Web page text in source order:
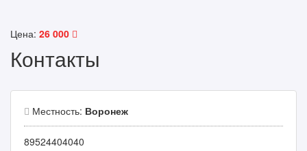
Цена: 26 000
Контакты
Местность: Воронеж
89524404040